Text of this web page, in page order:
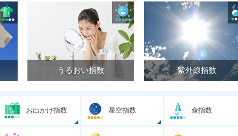
うるおい指数 紫外線指数
お出かけ指数 星空指数 傘指数